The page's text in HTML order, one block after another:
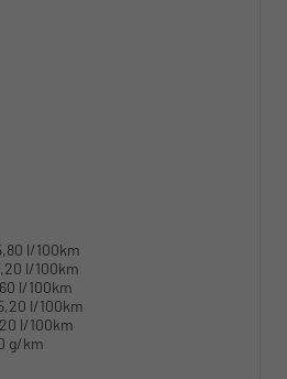
l/100km
l/100km
l/100km
l/100km
l/100km
g/km